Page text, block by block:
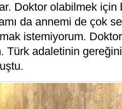
Doktor olabilmek
da annemi de çok
istemiyorum.
Türk adaletinin